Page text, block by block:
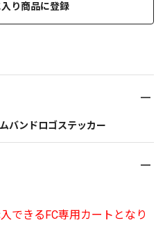
り商品に登録
できるFC専用カートとなり